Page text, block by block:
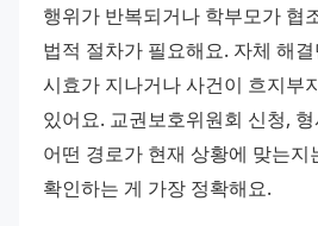
행위가 반복되거나 학부모가 협
법적 절차가 필요해요. 자체 해
시효가 지나거나 사건이 흐지부
있어요. 교권보호위원회 신청,
어떤 경로가 현재 상황에 맞는지
확인하는 게 가장 정확해요.